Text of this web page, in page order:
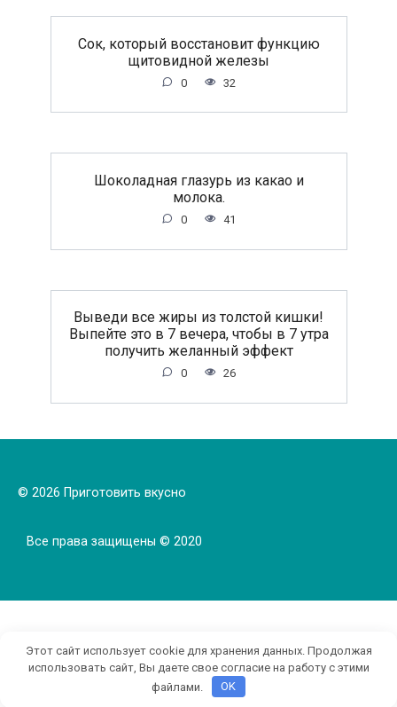
Сок, который восстановит функцию
щитовидной железы
0 32
Шоколадная глазурь из какао и
молока.
0 41
Выведи все жиры из толстой кишки!
Выпейте это в 7 вечера, чтобы в 7 утра
получить желанный эффект
0 26
© 2026 Приготовить вкусно
Все права защищены © 2020
Этот сайт использует cookie для хранения данных. Продолжая
использовать сайт, Вы даете свое согласие на работу с этими
файлами.
OK